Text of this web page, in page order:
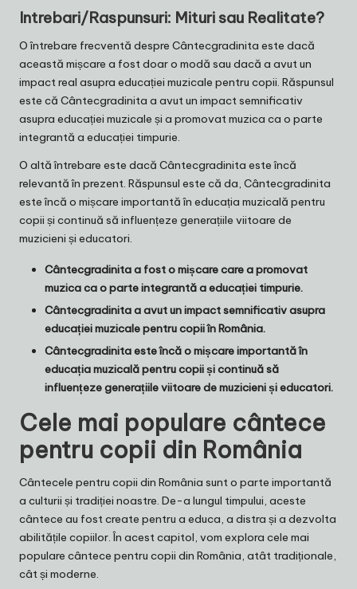
Intrebari/Raspunsuri: Mituri sau Realitate?
O întrebare frecventă despre Cântecgradinita este dacă
această mișcare a fost doar o modă sau dacă a avut un
impact real asupra educației muzicale pentru copii. Răspunsul
este că Cântecgradinita a avut un impact semnificativ
asupra educației muzicale și a promovat muzica ca o parte
integrantă a educației timpurie.
O altă întrebare este dacă Cântecgradinita este încă
relevantă în prezent. Răspunsul este că da, Cântecgradinita
este încă o mișcare importantă în educația muzicală pentru
copii și continuă să influențeze generațiile viitoare de
muzicieni și educatori.
Cântecgradinita a fost o mișcare care a promovat
muzica ca o parte integrantă a educației timpurie.
Cântecgradinita a avut un impact semnificativ asupra
educației muzicale pentru copii în România.
Cântecgradinita este încă o mișcare importantă în
educația muzicală pentru copii și continuă să
influențeze generațiile viitoare de muzicieni și educatori.
Cele mai populare cântece
pentru copii din România
Cântecele pentru copii din România sunt o parte importantă
a culturii și tradiției noastre. De-a lungul timpului, aceste
cântece au fost create pentru a educa, a distra și a dezvolta
abilitățile copiilor. În acest capitol, vom explora cele mai
populare cântece pentru copii din România, atât tradiționale,
cât și moderne.